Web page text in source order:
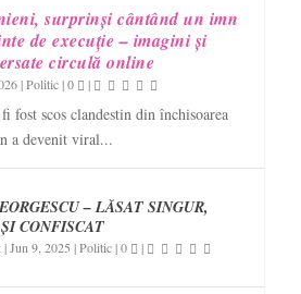
surprinși cântând un imn
de execuție – imagini și
circulă online
|Politic|0 |
fost scos clandestin din închisoarea
a devenit viral...
– LĂSAT SINGUR,
CONFISCAT
|Jun 9, 2025 |Politic|0 |